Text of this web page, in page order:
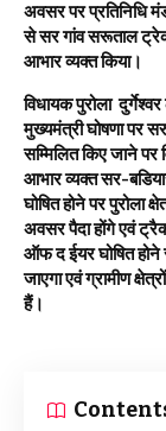
अवसर पर प्रतिनिधि
से सर गांव सरूताल
आभार व्यक्त किया।
विधायक पुरोला
मुख्यमंत्री घोषणा पर
सम्मिलित किए जाने पर
आभार व्यक्त सर-
घोषित होने पर पुरोला
अवसर पैदा होंगे एवं
ऑफ द ईयर घोषित होने
जाएगा एवं ग्रामीण
हैं।